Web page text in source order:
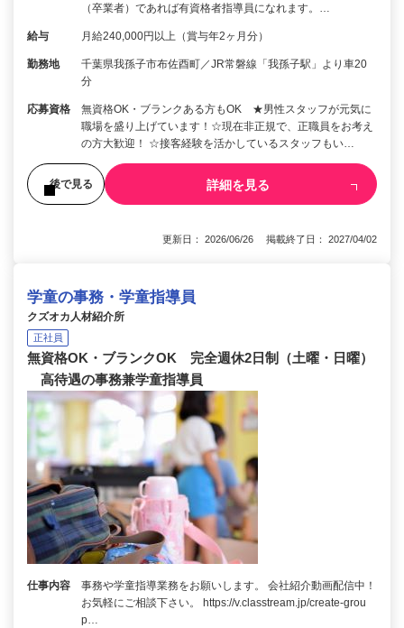
（卒業者）であれば有資格者指導員になれます。…
給与 月給240,000円以上（賞与年2ヶ月分）
勤務地
千葉県我孫子市布佐酉町／JR常磐線「我孫子駅」より車20
分
応募資格
無資格OK・ブランクある方もOK ★男性スタッフが元気に
職場を盛り上げています！☆現在非正規で、正職員をお考え
の方大歓迎！ ☆接客経験を活かしているスタッフもい…
後で見る 詳細を見る
更新日： 2026/06/26 掲載終了日： 2027/04/02
学童の事務・学童指導員
クズオカ人材紹介所
正社員
無資格OK・ブランクOK 完全週休2日制（土曜・日曜）
高待遇の事務兼学童指導員
仕事内容
事務や学童指導業務をお願いします。 会社紹介動画配信中！
お気軽にご相談下さい。 https://v.classtream.jp/create-grou
p…